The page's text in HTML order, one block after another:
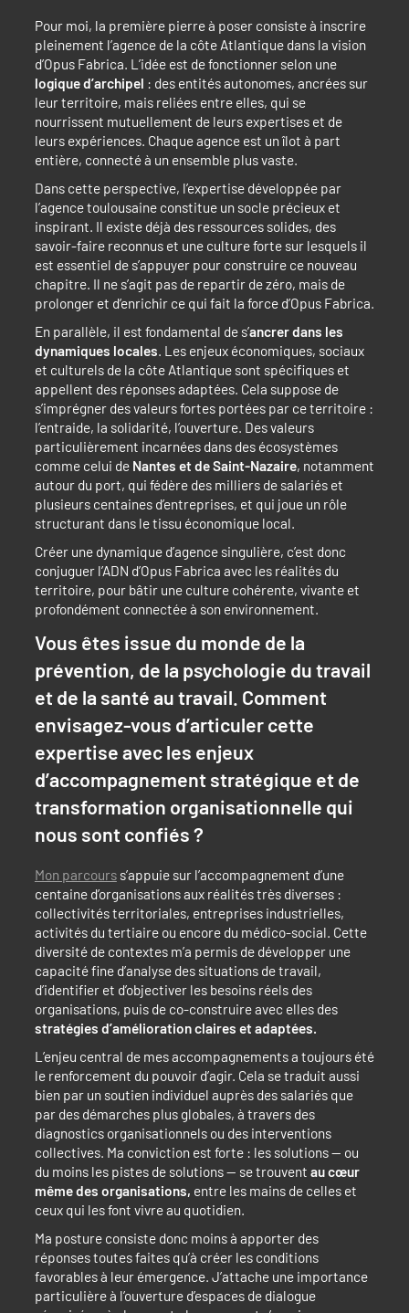
Pour moi, la première pierre à poser consiste à inscrire
pleinement l’agence de la côte Atlantique dans la vision
d’Opus Fabrica. L’idée est de fonctionner selon une
logique d’archipel : des entités autonomes, ancrées sur
leur territoire, mais reliées entre elles, qui se
nourrissent mutuellement de leurs expertises et de
leurs expériences. Chaque agence est un îlot à part
entière, connecté à un ensemble plus vaste.
Dans cette perspective, l’expertise développée par
l’agence toulousaine constitue un socle précieux et
inspirant. Il existe déjà des ressources solides, des
savoir-faire reconnus et une culture forte sur lesquels il
est essentiel de s’appuyer pour construire ce nouveau
chapitre. Il ne s’agit pas de repartir de zéro, mais de
prolonger et d’enrichir ce qui fait la force d’Opus Fabrica.
En parallèle, il est fondamental de s’ancrer dans les
dynamiques locales. Les enjeux économiques, sociaux
et culturels de la côte Atlantique sont spécifiques et
appellent des réponses adaptées. Cela suppose de
s’imprégner des valeurs fortes portées par ce territoire :
l’entraide, la solidarité, l’ouverture. Des valeurs
particulièrement incarnées dans des écosystèmes
comme celui de Nantes et de Saint-Nazaire, notamment
autour du port, qui fédère des milliers de salariés et
plusieurs centaines d’entreprises, et qui joue un rôle
structurant dans le tissu économique local.
Créer une dynamique d’agence singulière, c’est donc
conjuguer l’ADN d’Opus Fabrica avec les réalités du
territoire, pour bâtir une culture cohérente, vivante et
profondément connectée à son environnement.
Vous êtes issue du monde de la
prévention, de la psychologie du travail
et de la santé au travail. Comment
envisagez-vous d’articuler cette
expertise avec les enjeux
d’accompagnement stratégique et de
transformation organisationnelle qui
nous sont confiés ?
Mon parcourss’appuie sur l’accompagnement d’une
centaine d’organisations aux réalités très diverses :
collectivités territoriales, entreprises industrielles,
activités du tertiaire ou encore du médico-social. Cette
diversité de contextes m’a permis de développer une
capacité fine d’analyse des situations de travail,
d’identifier et d’objectiver les besoins réels des
organisations, puis de co-construire avec elles des
stratégies d’amélioration claires et adaptées.
L’enjeu central de mes accompagnements a toujours été
le renforcement du pouvoir d’agir. Cela se traduit aussi
bien par un soutien individuel auprès des salariés que
par des démarches plus globales, à travers des
diagnostics organisationnels ou des interventions
collectives. Ma conviction est forte : les solutions — ou
du moins les pistes de solutions — se trouvent au cœur
même des organisations, entre les mains de celles et
ceux qui les font vivre au quotidien.
Ma posture consiste donc moins à apporter des
réponses toutes faites qu’à créer les conditions
favorables à leur émergence. J’attache une importance
particulière à l’ouverture d’espaces de dialogue